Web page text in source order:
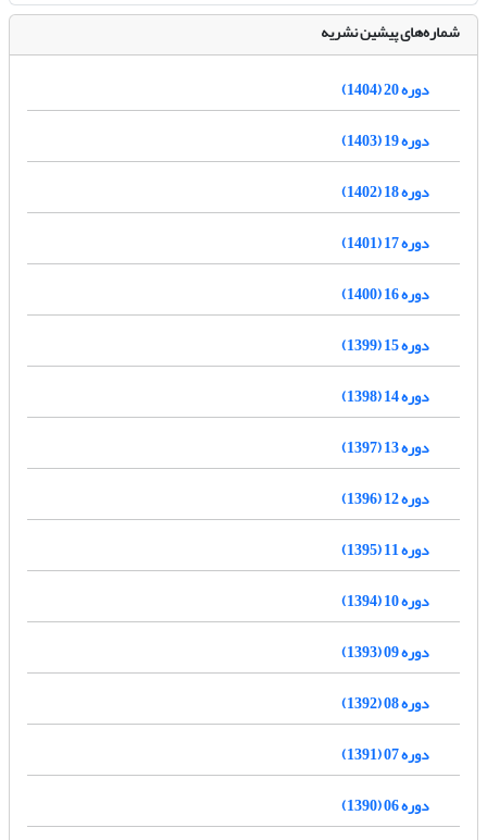
شماره‌های پیشین نشریه
دوره 20 (1404)
دوره 19 (1403)
دوره 18 (1402)
دوره 17 (1401)
دوره 16 (1400)
دوره 15 (1399)
دوره 14 (1398)
دوره 13 (1397)
دوره 12 (1396)
دوره 11 (1395)
دوره 10 (1394)
دوره 09 (1393)
دوره 08 (1392)
دوره 07 (1391)
دوره 06 (1390)